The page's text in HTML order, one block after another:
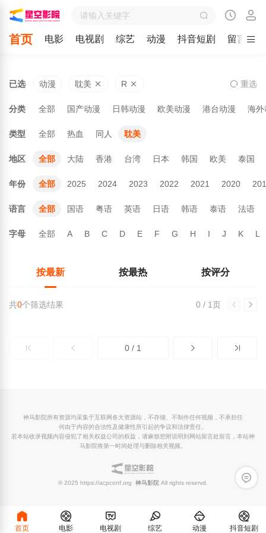
首页 电影 电视剧 综艺 动漫 抖音短剧 留言
已选 动漫 耽美 R 重选
分类 全部 国产动漫 日韩动漫 欧美动漫 港台动漫 海外
类型 全部 热血 同人 耽美
地区 全部 大陆 香港 台湾 日本 韩国 欧美 泰国
年份 全部 2025 2024 2023 2022 2021 2020
语言 全部 国语 粤语 英语 日语 韩语 泰语 法语
字母 全部 A B C D E F G H I J K L
按最新 按最热 按评分
0 / 1页
共0个筛选结果
0 / 1
留言反
神马影院所有资源均采集于互联网各大资源站，不存储、不制作任何视频，不承担任
何由于内容的合法性及健康性所引起的争议和法律责任。
若本站收录视频内容侵犯了相关权益公司的权益，请麻烦您附说明到网站留言处留言，本站神
马影院将第一时间处理与删除相关视频。
© 2025 https://acpconf.org 神马影院 All rights reservd.
首页 电影 电视剧 综艺 动漫 抖音短剧